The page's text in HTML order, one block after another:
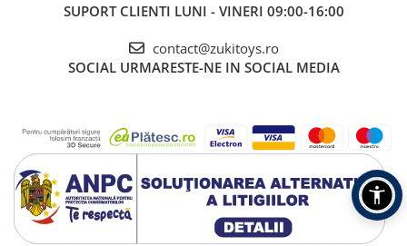
SUPORT CLIENTI LUNI - VINERI 09:00-16:00
contact@zukitoys.ro
SOCIAL URMARESTE-NE IN SOCIAL MEDIA